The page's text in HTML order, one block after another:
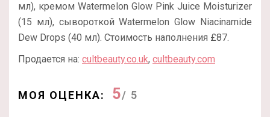
мл), кремом Watermelon Glow Pink Juice Moisturizer
(15 мл), сывороткой Watermelon Glow Niacinamide
Dew Drops (40 мл). Стоимость наполнения £87.
Продается на: cultbeauty.co.uk, cultbeauty.com
МОЯ ОЦЕНКА: 5/ 5